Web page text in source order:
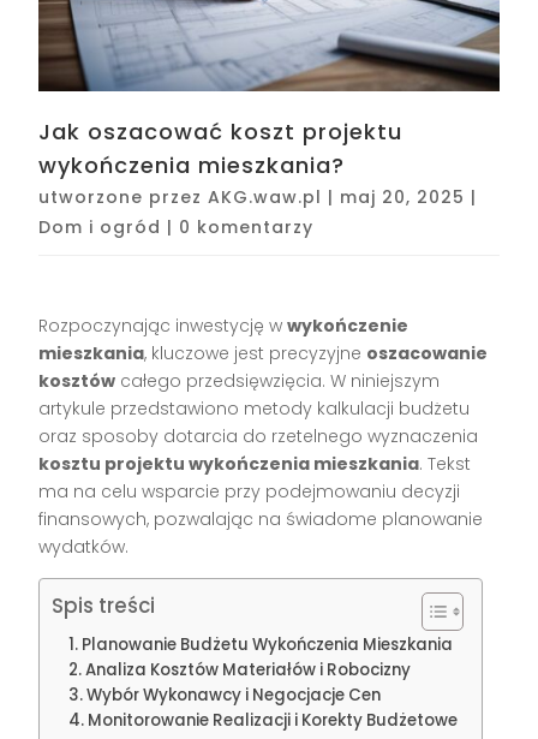
Jak oszacować koszt projektu
wykończenia mieszkania?
utworzone przezAKG.waw.pl | maj 20, 2025 |
Dom i ogród | 0 komentarzy
Rozpoczynając inwestycję wwykończenie
mieszkania, kluczowe jest precyzyjne oszacowanie
kosztów całego przedsięwzięcia. W niniejszym
artykule przedstawiono metody kalkulacji budżetu
oraz sposoby dotarcia do rzetelnego wyznaczenia
kosztu projektu wykończenia mieszkania. Tekst
ma na celu wsparcie przy podejmowaniu decyzji
finansowych, pozwalając na świadome planowanie
wydatków.
Spis treści
Planowanie Budżetu Wykończenia Mieszkania
Analiza Kosztów Materiałów i Robocizny
Wybór Wykonawcy i Negocjacje Cen
Monitorowanie Realizacji i Korekty Budżetowe